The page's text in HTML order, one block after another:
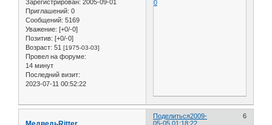
Зарегистрирован: 2005-09-01
Приглашений: 0
Сообщений: 5169
Уважение: [+0/-0]
Позитив: [+0/-0]
Возраст: 51 [1975-03-03]
Провел на форуме:
14 минут
Последний визит:
2023-07-11 00:52:22
0
Поделиться 6
2009-
05-05 01:18:22